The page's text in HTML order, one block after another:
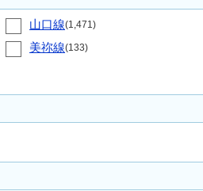
山口線(1,471)
美祢線(133)